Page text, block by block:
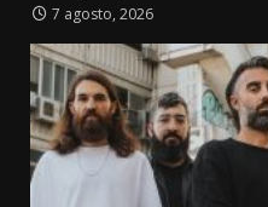
7 agosto, 2026